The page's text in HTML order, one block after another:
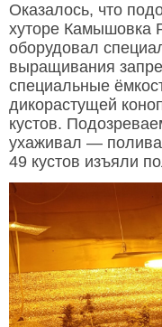
Оказалось, что
хуторе Камышовка
оборудовал
выращивания
специальные
дикорастущей
кустов.
ухаживал —
49 кустов изъяли